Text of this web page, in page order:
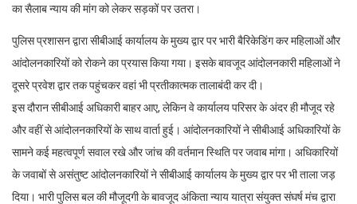
का सैलाब न्याय की मांग को लेकर सड़कों पर उतरा।
पुलिस प्रशासन द्वारा सीबीआई कार्यालय के मुख्य द्वार पर भारी बैरिकेडिंग कर महिलाओं और
आंदोलनकारियों को रोकने का प्रयास किया गया। इसके बावजूद आंदोलनकारी महिलाओं ने
दूसरे प्रवेश द्वार तक पहुंचकर वहां भी प्रतीकात्मक तालाबंदी कर दी।
इस दौरान सीबीआई अधिकारी बाहर आए, लेकिन वे कार्यालय परिसर के अंदर ही मौजूद रहे
और वहीं से आंदोलनकारियों के साथ वार्ता हुई। आंदोलनकारियों ने सीबीआई अधिकारियों के
सामने कई महत्वपूर्ण सवाल रखे और जांच की वर्तमान स्थिति पर जवाब मांगा। अधिकारियों
के जवाबों से असंतुष्ट आंदोलनकारियों ने सीबीआई कार्यालय के मुख्य द्वार पर भी ताला जड़
दिया। भारी पुलिस बल की मौजूदगी के बावजूद अंकिता न्याय यात्रा संयुक्त संघर्ष मंच द्वारा